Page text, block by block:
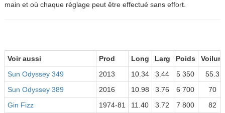
main et où chaque réglage peut être effectué sans effort.
Voir aussi Prod Long Larg Poids
Voilure
Sun Odyssey 349
2013 10.34 3.44 5 350
55.3
Sun Odyssey 389
2016 10.98 3.76 6 700
70
Gin Fizz
1974-81 11.40 3.72 7 800
82